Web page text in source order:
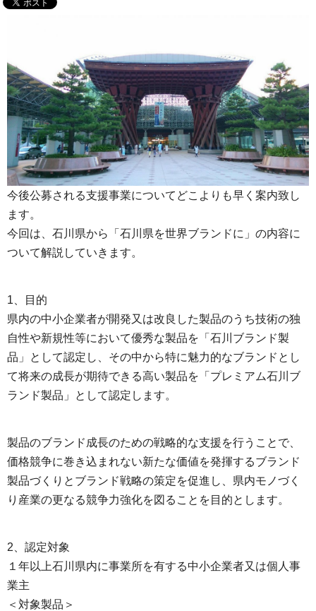
今後公募される支援事業についてどこよりも早く案内致し
ます。
今回は、石川県から「石川県を世界ブランドに」の内容に
ついて解説していきます。
1、目的
県内の中小企業者が開発又は改良した製品のうち技術の独
自性や新規性等において優秀な製品を「石川ブランド製
品」として認定し、その中から特に魅力的なブランドとし
て将来の成長が期待できる高い製品を「プレミアム石川ブ
ランド製品」として認定します。
製品のブランド成長のための戦略的な支援を行うことで、
価格競争に巻き込まれない新たな価値を発揮するブランド
製品づくりとブランド戦略の策定を促進し、県内モノづく
り産業の更なる競争力強化を図ることを目的とします。
2、認定対象
１年以上石川県内に事業所を有する中小企業者又は個人事
業主
＜対象製品＞